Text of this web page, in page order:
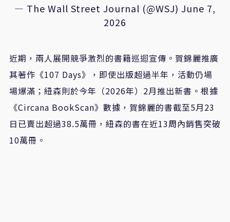
— The Wall Street Journal (@WSJ) June 7,
2026
近期，兩人展開競爭激烈的書籍巡迴宣傳。賀錦麗推廣
其著作《107 Days》，即使出版超過半年，活動仍場
場爆滿；紐森則於今年（2026年）2月推出新書。根據
《Circana BookScan》數據，賀錦麗的書截至5月23
日已賣出超過38.5萬冊，紐森的書在近13周內銷售突破
10萬冊。